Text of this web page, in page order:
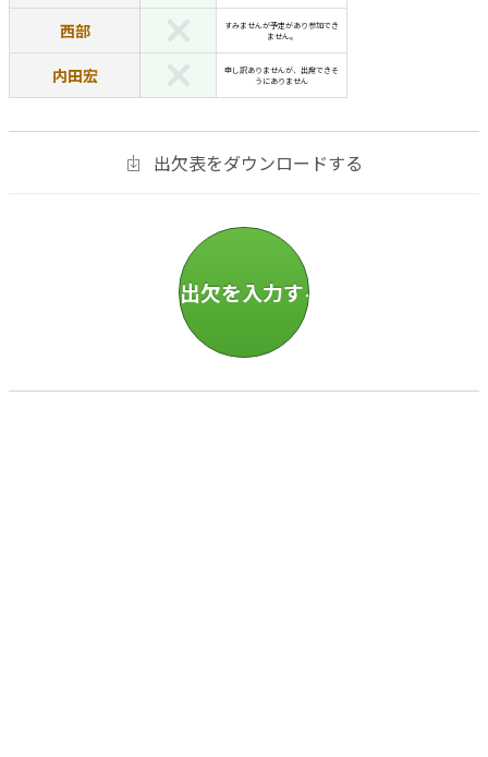
西部
すみませんが予定があり参加でき
ません。
内田宏
申し訳ありませんが、出席できそ
うにありません
出欠表をダウンロードする